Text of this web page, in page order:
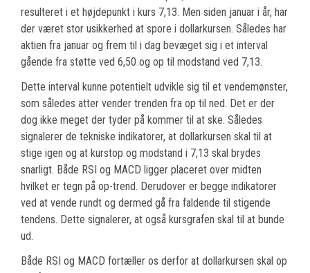
resulteret i et højdepunkt i kurs 7,13. Men siden januar i år, har
der været stor usikkerhed at spore i dollarkursen. Således har
aktien fra januar og frem til i dag bevæget sig i et interval
gående fra støtte ved 6,50 og op til modstand ved 7,13.
Dette interval kunne potentielt udvikle sig til et vendemønster,
som således atter vender trenden fra op til ned. Det er der
dog ikke meget der tyder på kommer til at ske. Således
signalerer de tekniske indikatorer, at dollarkursen skal til at
stige igen og at kurstop og modstand i 7,13 skal brydes
snarligt. Både RSI og MACD ligger placeret over midten
hvilket er tegn på op-trend. Derudover er begge indikatorer
ved at vende rundt og dermed gå fra faldende til stigende
tendens. Dette signalerer, at også kursgrafen skal til at bunde
ud.
Både RSI og MACD fortæller os derfor at dollarkursen skal op